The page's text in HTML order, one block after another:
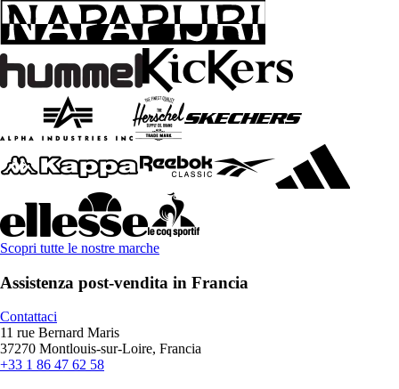
Scopri tutte le nostre marche
Assistenza post-vendita in Francia
Contattaci
11 rue Bernard Maris
37270 Montlouis-sur-Loire, Francia
+33 1 86 47 62 58